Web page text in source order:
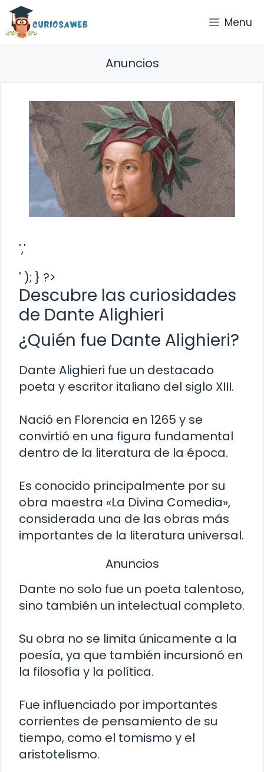
Saltar
contenido
Menu
Anuncios
','
' ); } ?>
Descubre las curiosidades
de Dante Alighieri
¿Quién fue Dante Alighieri?
Dante Alighieri fue un destacado
poeta y escritor italiano del siglo XIII.
Nació en Florencia en 1265 y se
convirtió en una figura fundamental
dentro de la literatura de la época.
Es conocido principalmente por su
obra maestra «La Divina Comedia»,
considerada una de las obras más
importantes de la literatura universal.
Anuncios
Dante no solo fue un poeta talentoso,
sino también un intelectual completo.
Su obra no se limita únicamente a la
poesía, ya que también incursionó en
la filosofía y la política.
Fue influenciado por importantes
corrientes de pensamiento de su
tiempo, como el tomismo y el
aristotelismo.